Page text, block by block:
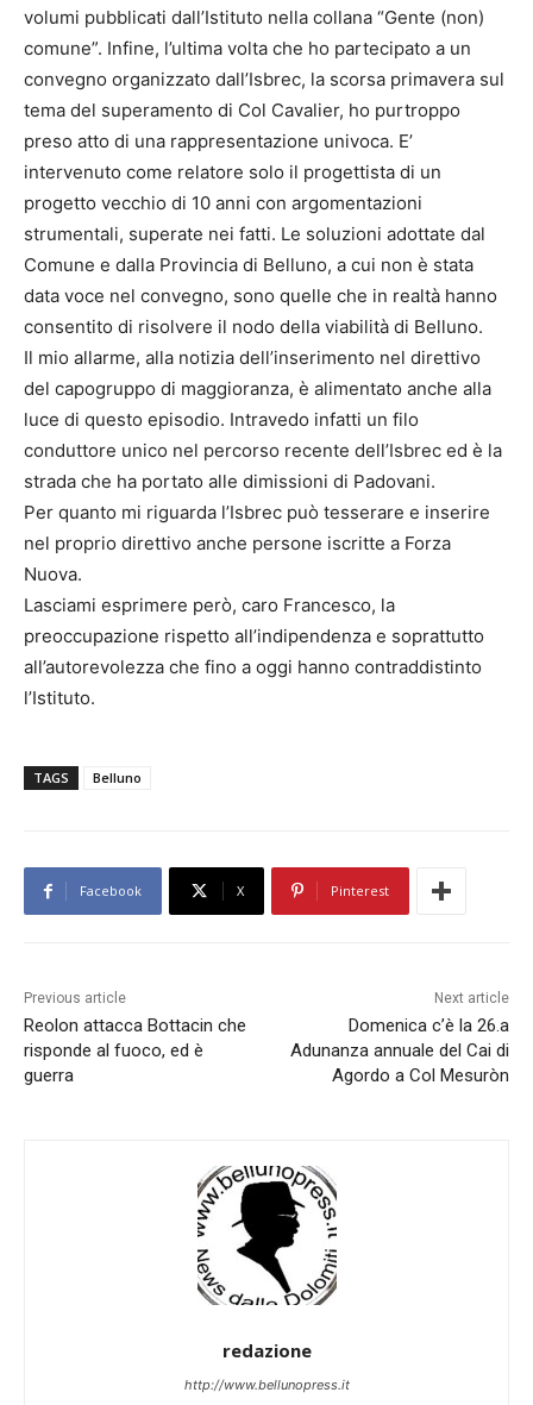
volumi pubblicati dall’Istituto nella collana “Gente (non)
comune”. Infine, l’ultima volta che ho partecipato a un
convegno organizzato dall’Isbrec, la scorsa primavera sul
tema del superamento di Col Cavalier, ho purtroppo
preso atto di una rappresentazione univoca. E’
intervenuto come relatore solo il progettista di un
progetto vecchio di 10 anni con argomentazioni
strumentali, superate nei fatti. Le soluzioni adottate dal
Comune e dalla Provincia di Belluno, a cui non è stata
data voce nel convegno, sono quelle che in realtà hanno
consentito di risolvere il nodo della viabilità di Belluno.
Il mio allarme, alla notizia dell’inserimento nel direttivo
del capogruppo di maggioranza, è alimentato anche alla
luce di questo episodio. Intravedo infatti un filo
conduttore unico nel percorso recente dell’Isbrec ed è la
strada che ha portato alle dimissioni di Padovani.
Per quanto mi riguarda l’Isbrec può tesserare e inserire
nel proprio direttivo anche persone iscritte a Forza
Nuova.
Lasciami esprimere però, caro Francesco, la
preoccupazione rispetto all’indipendenza e soprattutto
all’autorevolezza che fino a oggi hanno contraddistinto
l’Istituto.
TAGS Belluno
Facebook X Pinterest
Previous article
Reolon attacca Bottacin che
risponde al fuoco, ed è
guerra
Next article
Domenica c’è la 26.a
Adunanza annuale del Cai di
Agordo a Col Mesuròn
redazione
http://www.bellunopress.it